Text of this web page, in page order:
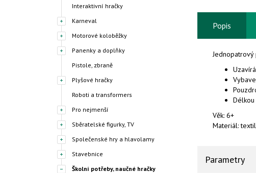
Interaktivní hračky
Karneval
Motorové koloběžky
Panenky a doplňky
Pistole, zbraně
Plyšové hračky
Roboti a transformers
Pro nejmenší
Sběratelské figurky, TV
Společenské hry a hlavolamy
Stavebnice
Školní potřeby, naučné hračky
Popis
Věk: 6+
Materiál:
Parametry